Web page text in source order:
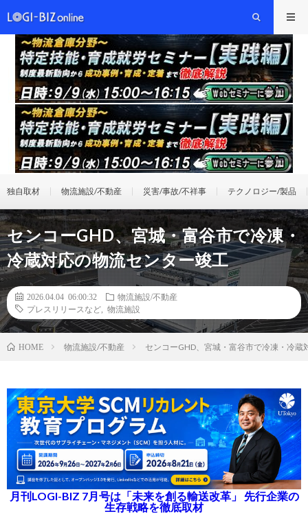
独自取材 物流施設/不動産 災害/事故/不祥事 テクノロジー/製品
センコーGHD、宮城・富谷市で冷凍・
冷蔵対応の物流センター竣工
2026.04.04 06:00:32
物流施設/不動産
プレスリリースなど
物流施設
HOME 物流施設/不動産 センコーGHD、宮城・富谷市で冷凍・冷蔵
月刊LOGI-BIZ 7月号は「未来を創る輸送改革」 先行企業の
生存戦略を徹底取材